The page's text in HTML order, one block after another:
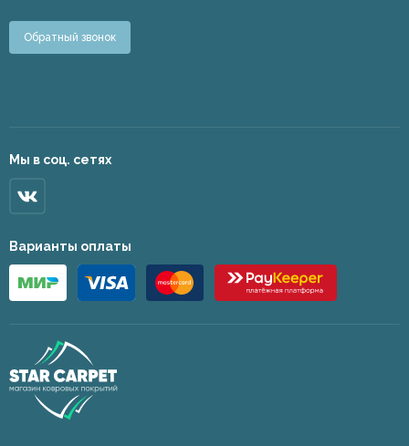
Обратный звонок
Мы в соц. сетях
Варианты оплаты